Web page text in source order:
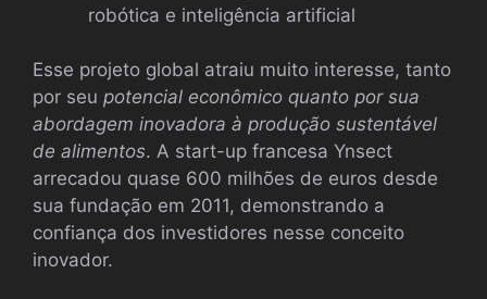
robótica e inteligência artificial
Esse projeto global atraiu muito interesse, tanto
por seu potencial econômico quanto por sua
abordagem inovadora à produção sustentável
de alimentos. A start-up francesa Ynsect
arrecadou quase 600 milhões de euros desde
sua fundação em 2011, demonstrando a
confiança dos investidores nesse conceito
inovador.